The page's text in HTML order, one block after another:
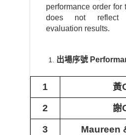
performance order for
does not reflect
evaluation results.
出場序號
1 黃
2 謝
3 Maureen